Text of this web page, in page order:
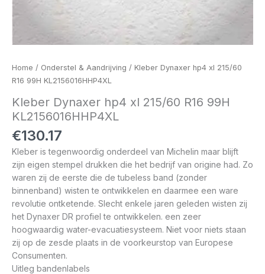
Home / Onderstel & Aandrijving / Kleber Dynaxer hp4 xl 215/60
R16 99H KL2156016HHP4XL
Kleber Dynaxer hp4 xl 215/60 R16 99H
KL2156016HHP4XL
€130.17
Kleber is tegenwoordig onderdeel van Michelin maar blijft
zijn eigen stempel drukken die het bedrijf van origine had. Zo
waren zij de eerste die de tubeless band (zonder
binnenband) wisten te ontwikkelen en daarmee een ware
revolutie ontketende. Slecht enkele jaren geleden wisten zij
het Dynaxer DR profiel te ontwikkelen. een zeer
hoogwaardig water-evacuatiesysteem. Niet voor niets staan
zij op de zesde plaats in de voorkeurstop van Europese
Consumenten.
Uitleg bandenlabels